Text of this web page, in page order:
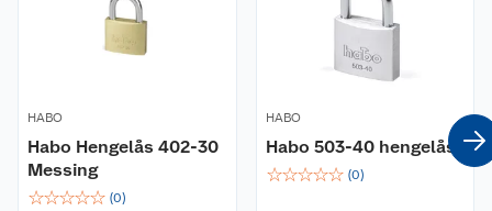
HABO
Habo Hengelås 402-30
Messing
☆☆☆☆☆ (0)
HABO
Habo 503-40 hengelås
☆☆☆☆☆ (0)